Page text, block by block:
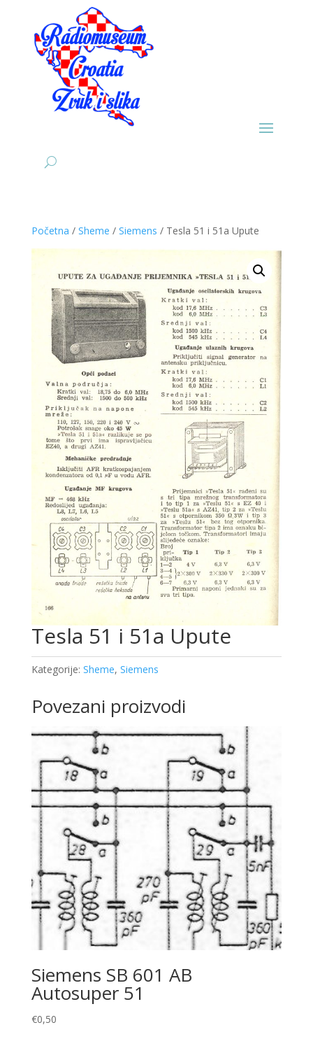
Početna / Sheme / Siemens / Tesla 51 i 51a Upute
Tesla 51 i 51a Upute
Kategorije: Sheme, Siemens
Povezani proizvodi
Siemens SB 601 AB
Autosuper 51
€0,50